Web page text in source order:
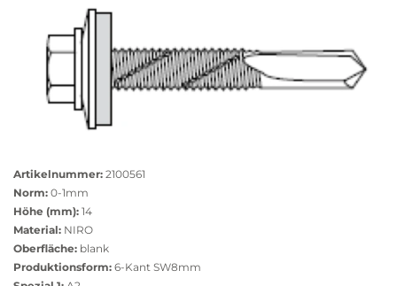
.) Bohrleistung bis 14 mm
anzeigen
Artikelnummer: 2100561
Norm: 0-1mm
Höhe (mm): 14
Material: NIRO
Oberfläche: blank
Produktionsform: 6-Kant SW8mm